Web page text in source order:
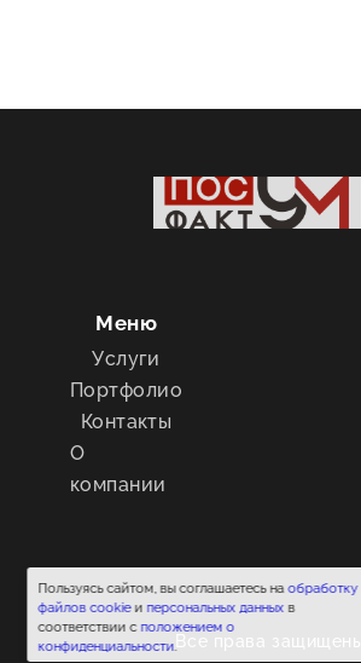
Меню
Услуги
Портфолио
Контакты
О
компании
Все права защищены
Пользуясь сайтом, вы соглашаетесь наобработку
файлов cookieиперсональных данных в
соответствии сположением о
конфиденциальности.